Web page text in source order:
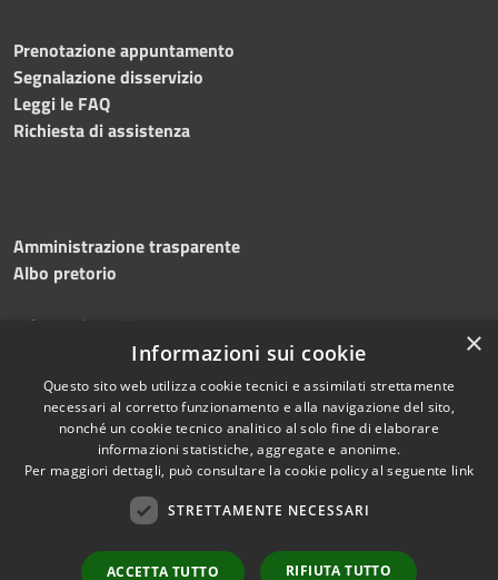
Prenotazione appuntamento
Segnalazione disservizio
Leggi le FAQ
Richiesta di assistenza
Amministrazione trasparente
Albo pretorio
Informativa privacy
Dichiarazione di accessibilità
Copyright © 2026 • Comune di
Silvi • Powered by
redazione
×
Informazioni sui cookie
Questo sito web utilizza cookie tecnici e assimilati strettamente
necessari al corretto funzionamento e alla navigazione del sito,
nonché un cookie tecnico analitico al solo fine di elaborare
informazioni statistiche, aggregate e anonime.
Per maggiori dettagli, può consultare la cookie policy al seguente link
STRETTAMENTE NECESSARI
ACCETTA TUTTO RIFIUTA TUTTO